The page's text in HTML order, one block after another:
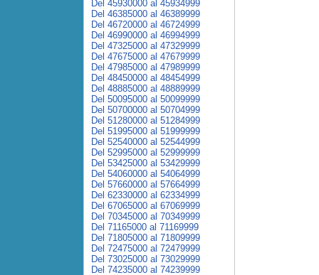
Del 45930000 al 45934999
Del 46385000 al 46389999
Del 46720000 al 46724999
Del 46990000 al 46994999
Del 47325000 al 47329999
Del 47675000 al 47679999
Del 47985000 al 47989999
Del 48450000 al 48454999
Del 48885000 al 48889999
Del 50095000 al 50099999
Del 50700000 al 50704999
Del 51280000 al 51284999
Del 51995000 al 51999999
Del 52540000 al 52544999
Del 52995000 al 52999999
Del 53425000 al 53429999
Del 54060000 al 54064999
Del 57660000 al 57664999
Del 62330000 al 62334999
Del 67065000 al 67069999
Del 70345000 al 70349999
Del 71165000 al 71169999
Del 71805000 al 71809999
Del 72475000 al 72479999
Del 73025000 al 73029999
Del 74235000 al 74239999